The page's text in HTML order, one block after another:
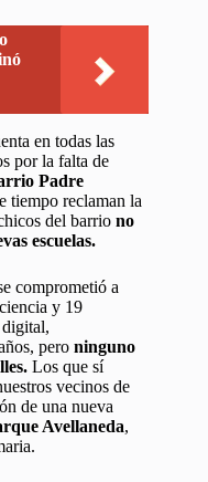
en todas las
por la falta de
Padre
tiempo reclaman la
del barrio no
escuelas.
comprometió a
y 19
pero ninguno
Los que sí
vecinos de
de una nueva
Avellaneda,